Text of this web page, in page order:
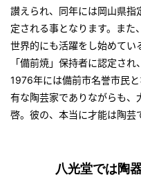
讃えられ、同年には岡山県指
定される事となります。また
世界的にも活躍をし始めてい
「備前焼」保持者に認定さ
1976年には備前市名誉市民
有な陶芸家でありながらも、
啓。彼の、本当に才能は陶芸
八光堂では陶